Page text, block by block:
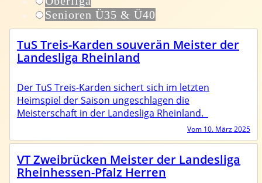
Schiedsrichter
Senioren Ü35 & Ü40
TuS Treis-Karden souverän Meister der
Landesliga Rheinland
Der TuS Treis-Karden sichert sich im letzten
Heimspiel der Saison ungeschlagen die
Meisterschaft in der Landesliga Rheinland.
Vom 10. März 2025
VT Zweibrücken Meister der Landesliga
Rheinhessen-Pfalz Herren